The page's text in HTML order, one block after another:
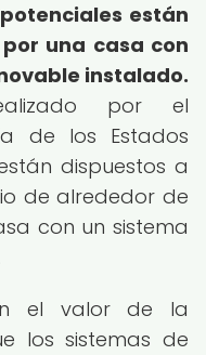
están
una casa con
instalado.
por el
de los Estados
dispuestos a
de alrededor de
con un sistema
el valor de la
los sistemas de